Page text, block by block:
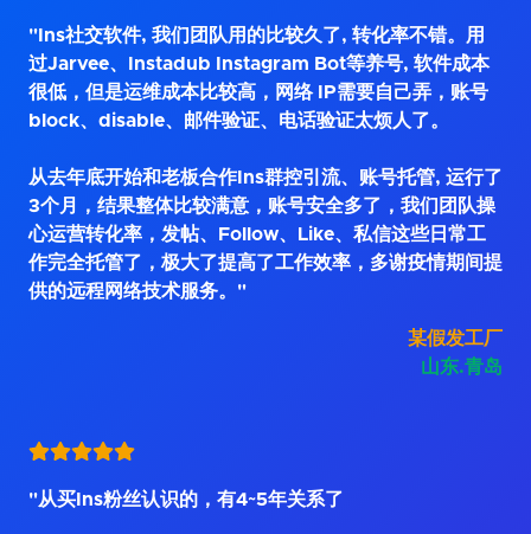
"Ins社交软件, 我们团队用的比较久了, 转化率不错。用
过Jarvee、Instadub Instagram Bot等养号, 软件成本
很低，但是运维成本比较高，网络 IP需要自己弄，账号
block、disable、邮件验证、电话验证太烦人了。
从去年底开始和老板合作Ins群控引流、账号托管, 运行了
3个月，结果整体比较满意，账号安全多了，我们团队操
心运营转化率，发帖、Follow、Like、私信这些日常工
作完全托管了，极大了提高了工作效率，多谢疫情期间提
供的远程网络技术服务。"
某假发工厂
山东.青岛
"从买Ins粉丝认识的，有4~5年关系了